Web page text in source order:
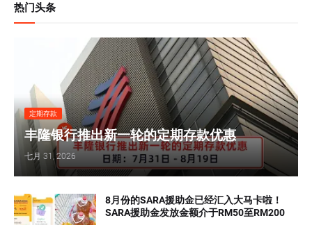
热门头条
定期存款
丰隆银行推出新一轮的定期存款优惠
七月 31, 2026
8月份的SARA援助金已经汇入大马卡啦！
SARA援助金发放金额介于RM50至RM200